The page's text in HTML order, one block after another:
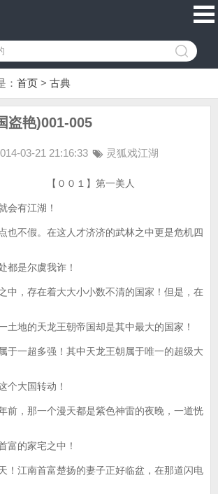
： 首页 > 古典
盗艳)001-005
03-21 21:16:33 灵狐戏江湖
】第一美人
有江湖！
不假。在这人才济济的武林之中更是危机四
都是尔虞我诈！
，存在着大大小小数不清的国家！但是，在
土地的天龙王朝帝国却是其中最大的国家！
一超多强！其中天龙王朝属于唯一的超级大
个大国转动！
，那一个漫天都是紫色神雷的夜晚，一道恍
富的家宅之中！
江南首富楚扬的妻子正好临盆，在那道闪电